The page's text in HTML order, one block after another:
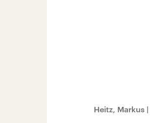
Heitz, Markus |